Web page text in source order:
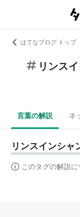
はてなブログ トップ
リンス
言葉の解説 ネ
リンスインシャ
このタグの解説に